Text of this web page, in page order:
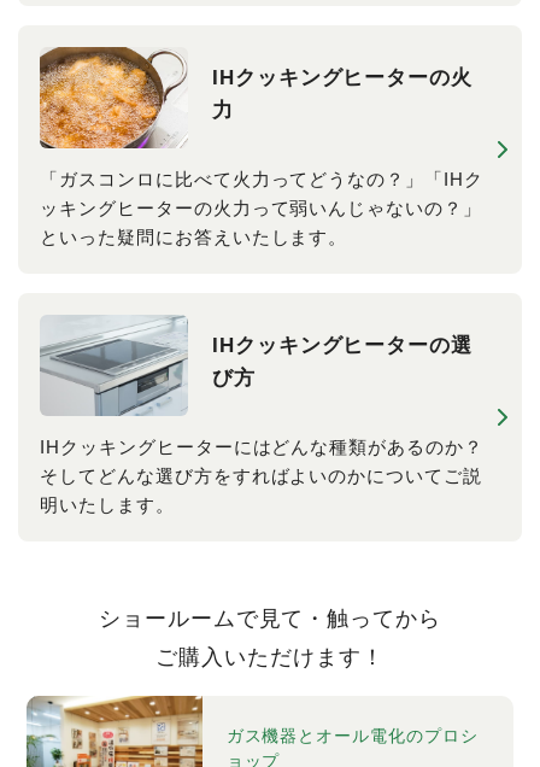
IHクッキングヒーターの火
力
「ガスコンロに比べて火力ってどうなの？」「IHク
ッキングヒーターの火力って弱いんじゃないの？」
といった疑問にお答えいたします。
IHクッキングヒーターの選
び方
IHクッキングヒーターにはどんな種類があるのか？
そしてどんな選び方をすればよいのかについてご説
明いたします。
ショールームで見て・触ってから
ご購入いただけます！
ガス機器とオール電化のプロシ
ョップ